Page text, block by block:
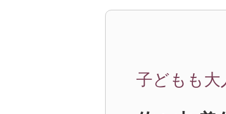
子どもも大